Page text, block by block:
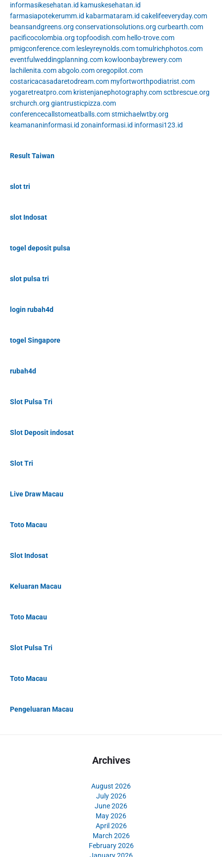
informasikesehatan.id kamuskesehatan.id
farmasiapotekerumm.id kabarmataram.id cakelifeeveryday.com
beansandgreens.org conservationsolutions.org curbearth.com
pacificocolombia.org topfoodish.com hello-trove.com
pmigconference.com lesleyreynolds.comtomulrichphotos.com
eventfulweddingplanning.com kowloonbaybrewery.com
lachilenita.comabgolo.comoregopilot.com
costaricacasadaretodream.com myfortworthpodiatrist.com
yogaretreatpro.com kristenjanephotography.comsctbrescue.org
srchurch.org giantrusticpizza.com
conferencecallstomeatballs.comstmichaelwtby.org
keamananinformasi.id zonainformasi.id informasi123.id
Result Taiwan
slot tri
slot Indosat
togel deposit pulsa
slot pulsa tri
login rubah4d
togel Singapore
rubah4d
Slot Pulsa Tri
Slot Deposit indosat
Slot Tri
Live Draw Macau
Toto Macau
Slot Indosat
Keluaran Macau
Toto Macau
Slot Pulsa Tri
Toto Macau
Pengeluaran Macau
Archives
August 2026
July 2026
June 2026
May 2026
April 2026
March 2026
February 2026